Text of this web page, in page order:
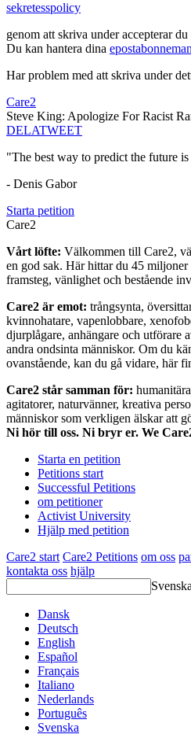
sekretesspolicy
genom att skriva under accepterar du
Du kan hantera dina
Har problem med att skriva under
Care2
Steve King: Apologize For Racist
DELATWEET
"The best way to predict the future
- Denis Gabor
Starta petition
Care2
Vårt löfte: Välkommen till Care2,
en god sak. Här hittar du 45
framsteg, vänlighet och bestående
Care2 är emot: trångsynta,
kvinnohatare, vapenlobbare,
djurplågare, anhängare och utförare
andra ondsinta människor. Om du
ovanstående, kan du gå vidare, här
Care2 står samman för:
agitatorer, naturvänner, kreativa
människor som verkligen älskar att
Ni hör till oss. Ni bryr er. We
Starta en petition
Petitions start
Successful Petitions
om petitioner
Activist University
Hjälp med petition
Care2 start Care2 Petitions om oss
kontakta oss hjälp
Dansk
Deutsch
English
Español
Français
Italiano
Nederlands
Português
Svenska